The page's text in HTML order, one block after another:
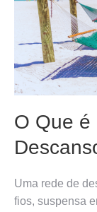
O Que é
Uma rede de
fios, suspensa